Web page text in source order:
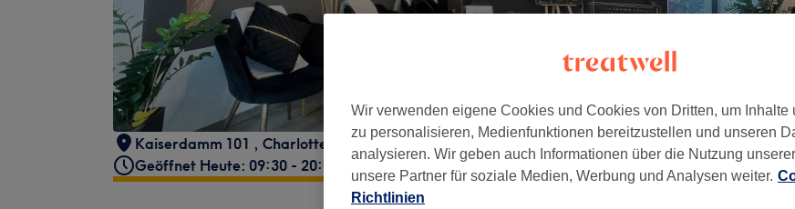
Kaiserdamm 101 , Charlottenburg , Berlin, 14057
Geöffnet Heute: 09:30 - 20:00
Wir verwenden eigene Cookies und Cookies von Dritten, um Inhalte
zu personalisieren, Medienfunktionen bereitzustellen und unseren
analysieren. Wir geben auch Informationen über die Nutzung
unsere Partner für soziale Medien, Werbung und Analysen weiter.
Richtlinien